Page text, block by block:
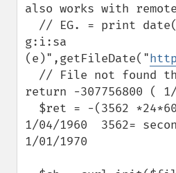
also works with
g:i:sa
(e)",getFileDate("
return -307756800 (
1/04/1960  3562=
1/01/1970